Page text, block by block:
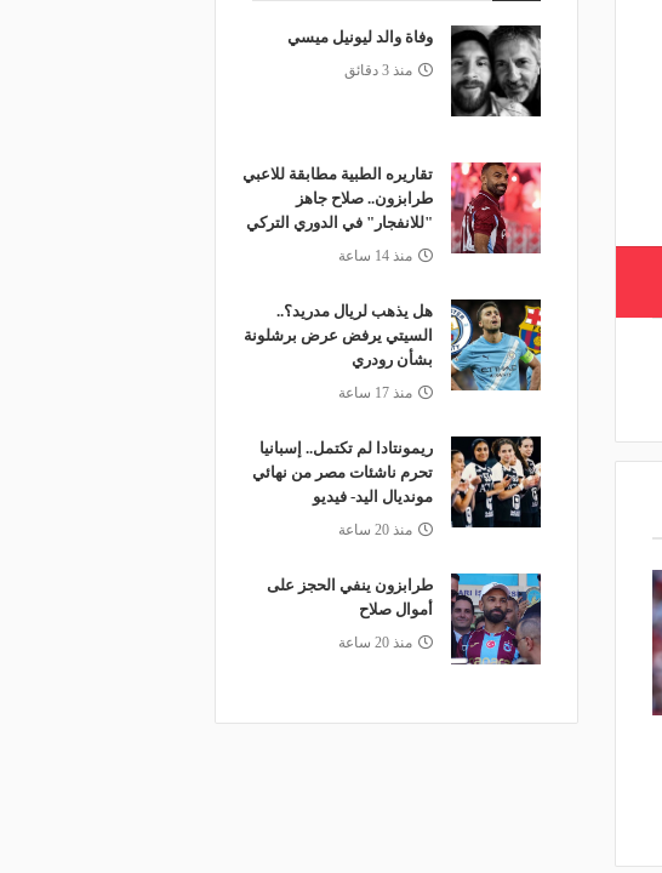
وفاة والد ليونيل ميسي
منذ 3 دقائق
تقاريره الطبية مطابقة للاعبي
طرابزون.. صلاح جاهز
"للانفجار" في الدوري التركي
منذ 14 ساعة
هل يذهب لريال مدريد؟..
السيتي يرفض عرض برشلونة
بشأن رودري
منذ 17 ساعة
ريمونتادا لم تكتمل.. إسبانيا
تحرم ناشئات مصر من نهائي
مونديال اليد- فيديو
منذ 20 ساعة
طرابزون ينفي الحجز على
أموال صلاح
منذ 20 ساعة